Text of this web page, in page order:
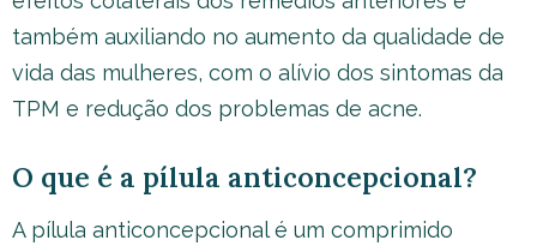
também auxiliando no aumento da qualidade de
vida das mulheres, com o alívio dos sintomas da
TPM e redução dos problemas de acne.
O que é a pílula anticoncepcional?
A pílula anticoncepcional é um comprimido